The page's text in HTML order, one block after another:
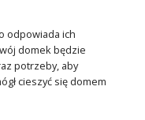
odpowiada ich
domek będzie
potrzeby, aby
cieszyć się domem